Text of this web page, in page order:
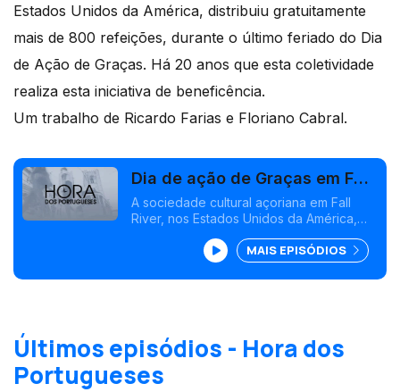
Estados Unidos da América, distribuiu gratuitamente
mais de 800 refeições, durante o último feriado do Dia
de Ação de Graças. Há 20 anos que esta coletividade
realiza esta iniciativa de beneficência.
Um trabalho de Ricardo Farias e Floriano Cabral.
Dia de ação de Graças em Fall
River, Estados Unidos da
América
A sociedade cultural açoriana em Fall
River, nos Estados Unidos da América,
refeições, durante o último feriado do
Dia de Ação de Graças.
MAIS EPISÓDIOS
Últimos episódios - Hora dos
Portugueses